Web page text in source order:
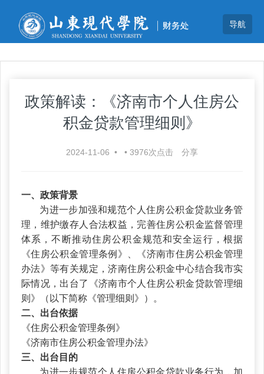
政策解读：《济南市个人住房公
积金贷款管理细则》
2024-11-06 • • 3976次点击 分享
一、政策背景
为进一步加强和规范个人住房公积金贷款业务管
理，维护缴存人合法权益，完善住房公积金监督管理
体系，不断推动住房公积金规范和安全运行，根据
《住房公积金管理条例》、《济南市住房公积金管理
办法》等有关规定，济南住房公积金中心结合我市实
际情况，出台了《济南市个人住房公积金贷款管理细
则》（以下简称《管理细则》）。
二、出台依据
《住房公积金管理条例》
《济南市住房公积金管理办法》
三、出台目的
为进一步规范个人住房公积金贷款业务行为，加